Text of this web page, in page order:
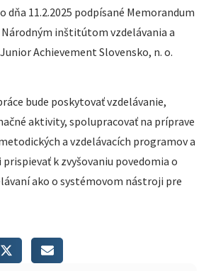
11.2.2025 podpísané Memorandum
inštitútom vzdelávania a
Achievement Slovensko, n. o.
bude poskytovať vzdelávanie,
aktivity, spolupracovať na príprave
a vzdelávacích programov a
k zvyšovaniu povedomia o
ako o systémovom nástroji pre